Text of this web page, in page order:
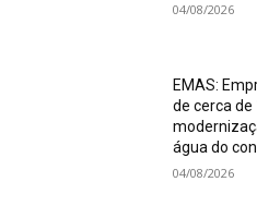
04/08/2026
EMAS:
de cerca de
água do
04/08/2026